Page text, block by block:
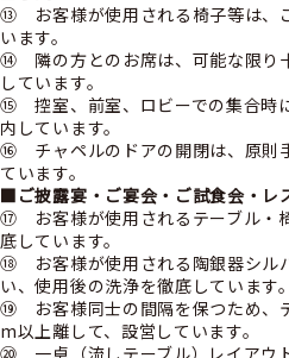
⑬ お客様が使用される椅子等は、
います。
⑭ 隣の方とのお席は、可能な限り
しています。
⑮ 控室、前室、ロビーでの集合時
内しています。
⑯ チャペルのドアの開閉は、原則
ています。
■ご披露宴・ご宴会・ご試食会・レ
⑰ お客様が使用されるテーブル・
底しています。
⑱ お客様が使用される陶銀器シル
い、使用後の洗浄を徹底しています。
⑲ お客様同士の間隔を保つため、
m以上離して、設営しています。
⑳ 一卓（流しテーブル）レイアウ